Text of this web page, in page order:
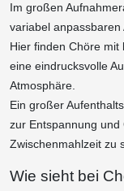
Im großen
variabel anpassbaren
Hier finden Chöre
eine eindrucksvolle
Atmosphäre.
Ein großer
zur Entspannung
Zwischenmahlzeit zu
Wie sieht bei